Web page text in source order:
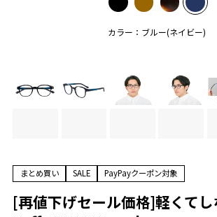
カラー：ブルー(ネイビー)
まとめ買い SALE PayPayクーポン対象
[再値下げセール価格]軽くて